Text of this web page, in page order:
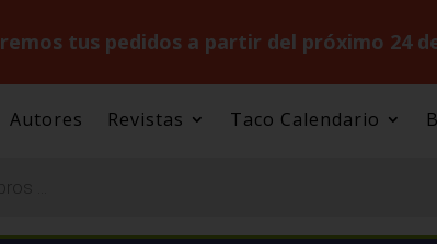
tus pedidos a partir del próximo 24
Autores Revistas Taco Calendario